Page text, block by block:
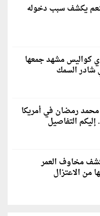
يكشف سبب دخوله
كواليس مشهد جمعها
شادر السمك
محمد رمضان في أمريكا
التفاصيل
مخاوف العمر
من الاعتزال